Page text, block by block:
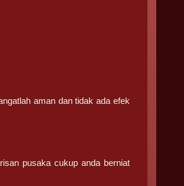
aman dan tidak ada efek
pusaka cukup anda berniat